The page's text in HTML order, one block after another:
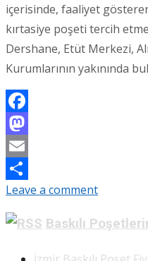
içerisinde, faaliyet
kırtasiye poşeti tercih
Dershane, Etüt Merkezi,
Kurumlarının yakınında
Facebook
Mastodon
Email
Share
Leave a comment
Baskılı